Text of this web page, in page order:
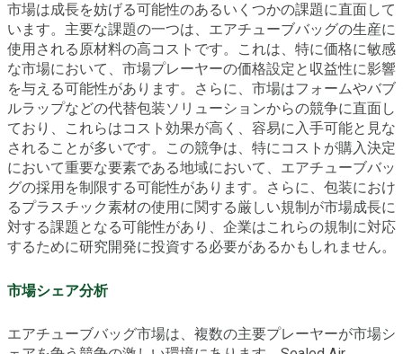
市場は成長を妨げる可能性のあるいくつかの課題に直面して
います。主要な課題の一つは、エアチューブバッグの生産に
使用される原材料の高コストです。これは、特に価格に敏感
な市場において、市場プレーヤーの価格設定と収益性に影響
を与える可能性があります。さらに、市場はフォームやバブ
ルラップなどの代替包装ソリューションからの競争に直面し
ており、これらはコスト効果が高く、容易に入手可能と見な
されることが多いです。この競争は、特にコストが購入決定
において重要な要素である地域において、エアチューブバッ
グの採用を制限する可能性があります。さらに、包装におけ
るプラスチック素材の使用に関する厳しい規制が市場成長に
対する課題となる可能性があり、企業はこれらの規制に対応
するために研究開発に投資する必要があるかもしれません。
市場シェア分析
エアチューブバッグ市場は、複数の主要プレーヤーが市場シ